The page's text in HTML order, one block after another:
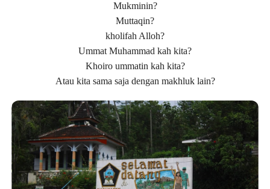
Mukminin?
Muttaqin?
kholifah Alloh?
Ummat Muhammad kah kita?
Khoiro ummatin kah kita?
Atau kita sama saja dengan makhluk lain?